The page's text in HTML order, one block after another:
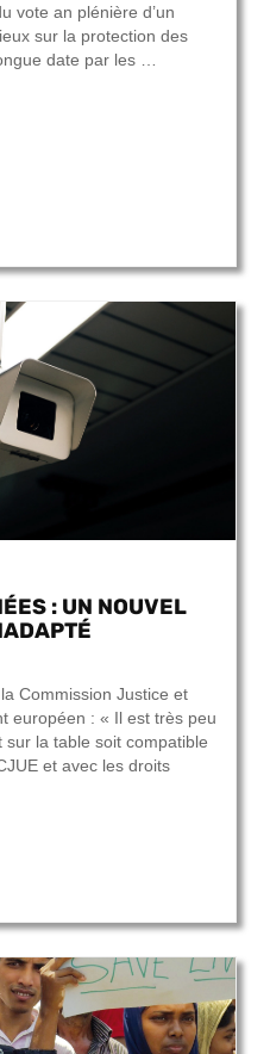
vote an plénière d’un
sur la protection des
date par les …
: UN NOUVEL
Commission Justice et
européen : « Il est très peu
la table soit compatible
et avec les droits